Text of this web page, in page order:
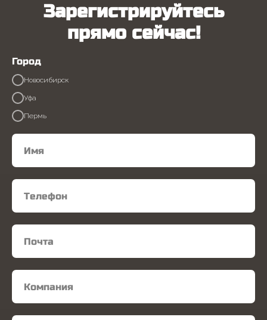
Зарегистрируйтесь
прямо сейчас!
Город
Новосибирск
Уфа
Пермь